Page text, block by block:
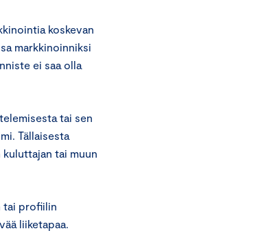
koskevan
markkinoinniksi
ei saa olla
tai sen
Tällaisesta
tai muun
tai profiilin
liiketapaa.